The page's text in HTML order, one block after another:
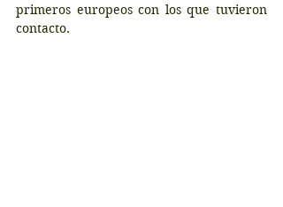
primeros europeos con los que tuvieron
contacto.